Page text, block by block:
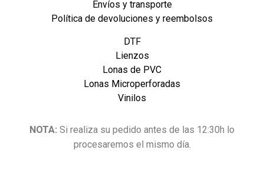
Envíos y transporte
Política de devoluciones y reembolsos
DTF
Lienzos
Lonas de PVC
Lonas Microperforadas
Vinilos
NOTA: Si realiza su pedido antes de las 12:30h lo
procesaremos el mismo día.